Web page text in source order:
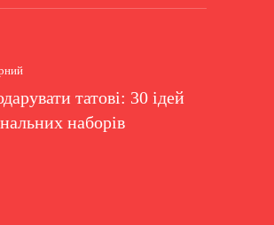
татові: 30 ідей
наборів